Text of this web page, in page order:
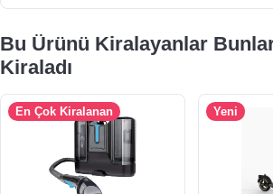
Bu Ürünü Kiralayanlar
Kiraladı
En Çok Kiralanan Yeni